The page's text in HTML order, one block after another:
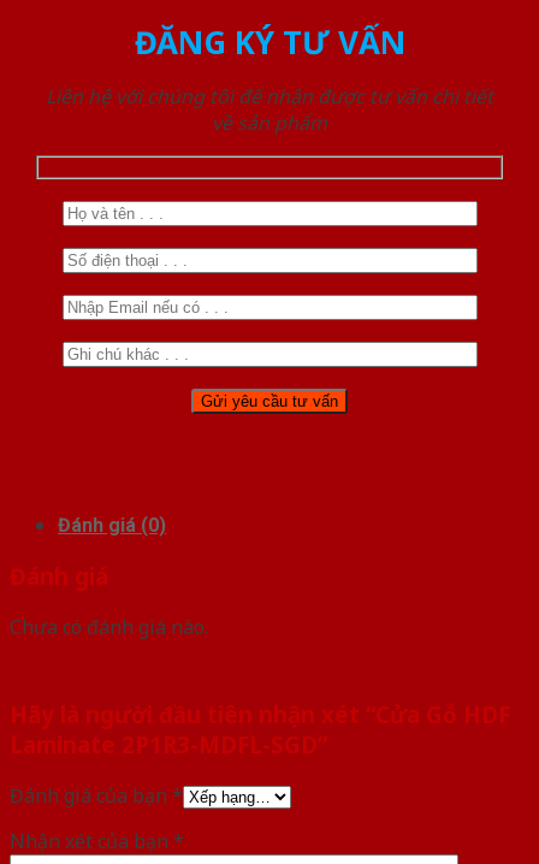
ĐĂNG KÝ TƯ VẤN
Liên hệ với chúng tôi để nhận được tư vấn chi tiết
về sản phẩm
Đánh giá (0)
Đánh giá
Chưa có đánh giá nào.
Hãy là người đầu tiên nhận xét “Cửa Gỗ HDF
Laminate 2P1R3-MDFL-SGD”
Đánh giá của bạn *
Nhận xét của bạn *